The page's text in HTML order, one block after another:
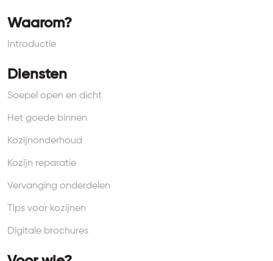
Waarom?
Introductie
Diensten
Soepel open en dicht
Het goede binnen
Kozijnonderhoud
Kozijn reparatie
Vervanging onderdelen
Tips voor kozijnen
Digitale brochures